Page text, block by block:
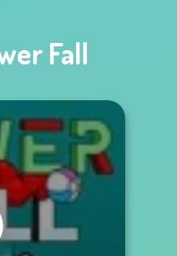
Fall